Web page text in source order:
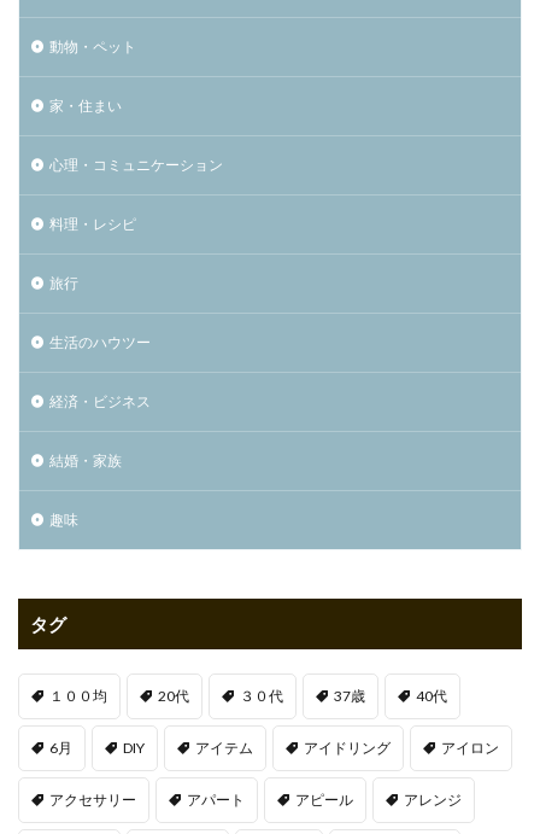
動物・ペット
家・住まい
心理・コミュニケーション
料理・レシピ
旅行
生活のハウツー
経済・ビジネス
結婚・家族
趣味
タグ
１００均 20代 ３０代 37歳 40代
6月 DIY アイテム アイドリング アイロン
アクセサリー アパート アピール アレンジ